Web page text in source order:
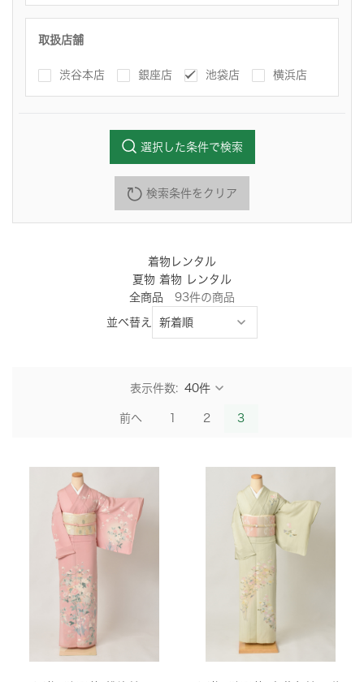
取扱店舗
渋谷本店 銀座店 池袋店 横浜店
検索条件をクリア
選択した条件で検索
着物レンタル
夏物 着物 レンタル
全商品 93件の商品
並べ替え
表示件数:
前へ 2 3